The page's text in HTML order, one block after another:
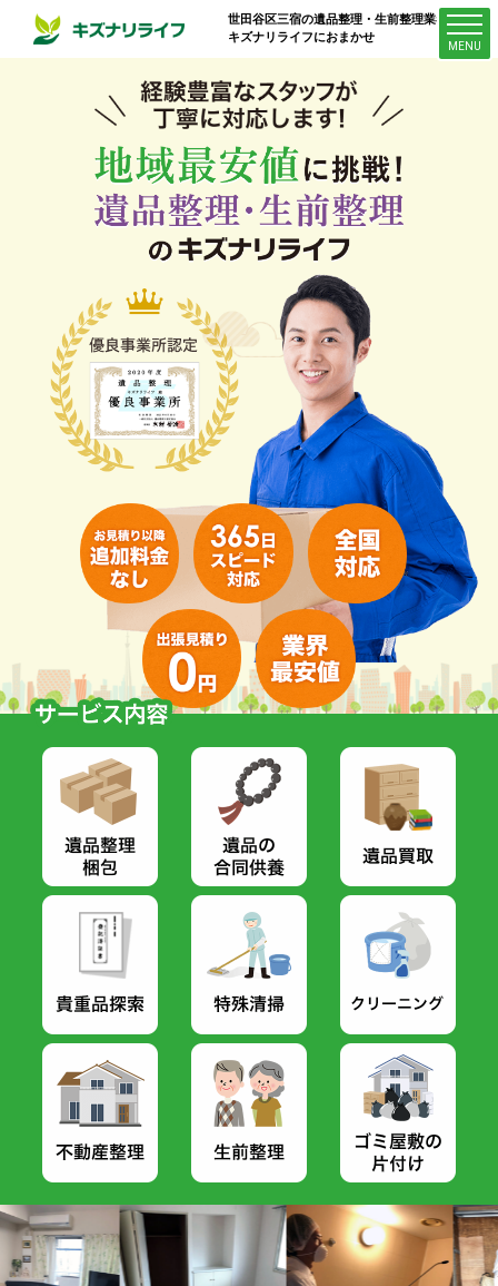
世田谷区三宿の遺品整理・生前整理業者は
キズナリライフにおまかせ